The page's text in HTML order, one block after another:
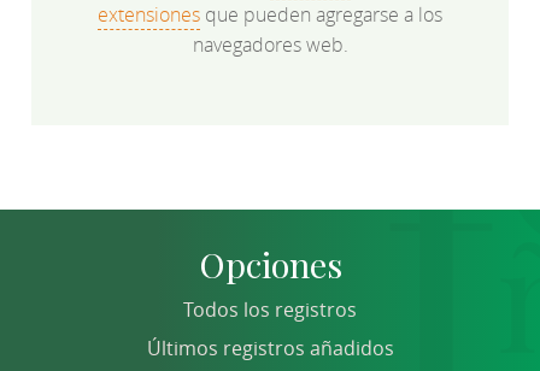
extensiones que pueden agregarse a los
navegadores web.
Opciones
Todos los registros
Últimos registros añadidos